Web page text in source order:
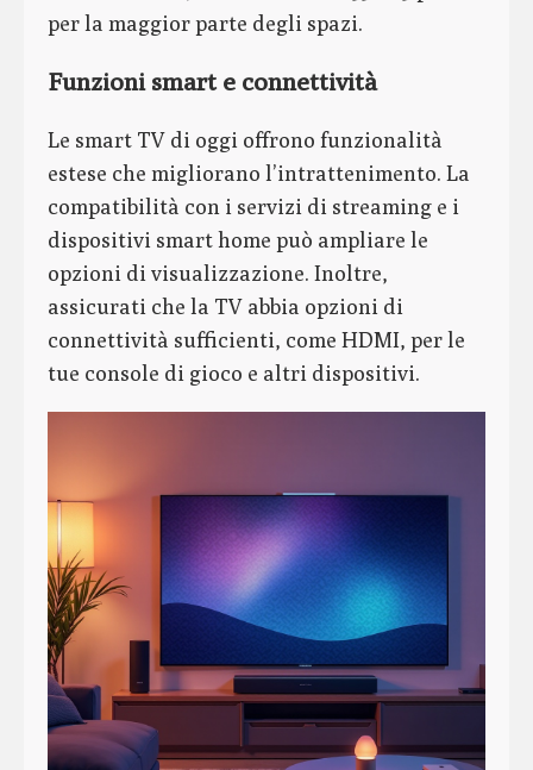
per la maggior parte degli spazi.
Funzioni smart e connettività
Le smart TV di oggi offrono funzionalità
estese che migliorano l’intrattenimento. La
compatibilità con i servizi di streaming e i
dispositivi smart home può ampliare le
opzioni di visualizzazione. Inoltre,
assicurati che la TV abbia opzioni di
connettività sufficienti, come HDMI, per le
tue console di gioco e altri dispositivi.